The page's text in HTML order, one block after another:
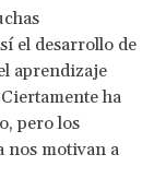
el desarrollo de
aprendizaje
ha
pero los
nos motivan a